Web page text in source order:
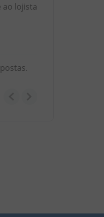
ao lojista